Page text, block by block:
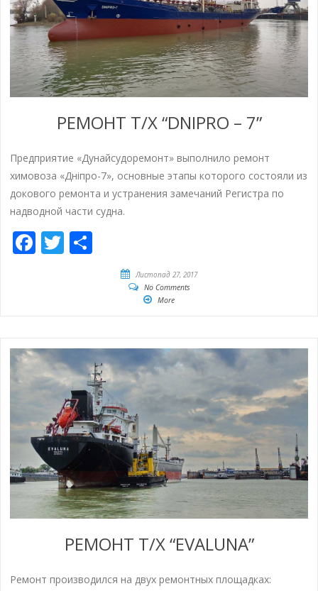
РЕМОНТ Т/Х “DNIPRO – 7”
Предприятие «Дунайсудоремонт» выполнило ремонт
химовоза «Дніпро-7», основные этапы которого состояли из
докового ремонта и устранения замечаний Регистра по
надводной части судна.
Facebook
Twitter
Листопад 27, 2017
No Comments
More
РЕМОНТ Т/Х “EVALUNA”
Ремонт производился на двух ремонтных площадках: